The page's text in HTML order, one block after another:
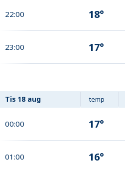
22:00 18°
23:00 17°
Tis 18 aug temp
00:00 17°
01:00 16°